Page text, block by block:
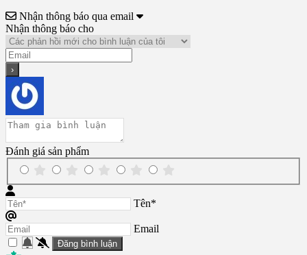
Nhận thông báo qua email
Nhận thông báo cho
Đánh giá sản phẩm
Tên*
Email